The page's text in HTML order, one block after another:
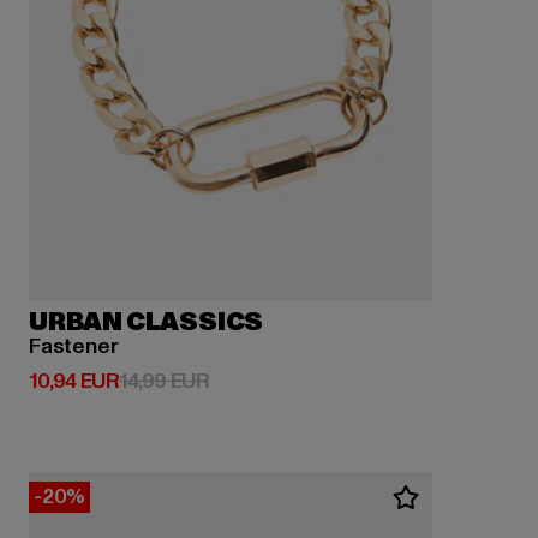
URBAN CLASSICS
Fastener
10,94 EUR
Derzeitiger Preis: 10,94 EUR
14,99 EURAktionspreis: 14,99 EUR
-20%